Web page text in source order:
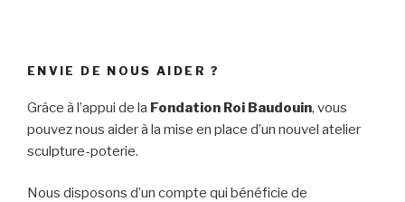
ENVIE DE NOUS AIDER ?
Grâce à l’appui de la Fondation Roi Baudouin, vous
pouvez nous aider à la mise en place d’un nouvel atelier
sculpture-poterie.
Nous disposons d’un compte qui bénéficie de